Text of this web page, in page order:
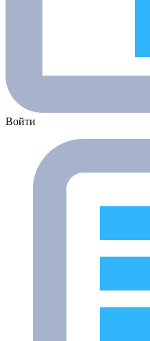
Войти